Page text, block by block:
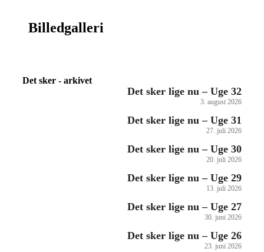
Billedgalleri
Det sker - arkivet
Det sker lige nu – Uge 32
3. august 2026
Det sker lige nu – Uge 31
27. juli 2026
Det sker lige nu – Uge 30
20. juli 2026
Det sker lige nu – Uge 29
13. juli 2026
Det sker lige nu – Uge 27
30. juni 2026
Det sker lige nu – Uge 26
23. juni 2026